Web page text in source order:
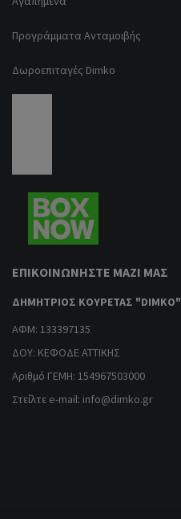
Προγράμματα Ανταμοιβής
Δωροεπιταγές Dimko
ΕΠΙΚΟΙΝΩΝΉΣΤΕ ΜΑΖΊ ΜΑΣ
ΔΗΜΗΤΡΙΟΣ ΚΟΥΡΕΤΑΣ "DIMKO"
ΑΦΜ: 133397135
ΔΟΥ: ΚΕΦΟΔΕ ΑΤΤΙΚΗΣ
Αριθμό ΓΕΜΗ: 154967503000
Στείλτε e-mail: info@dimko.gr